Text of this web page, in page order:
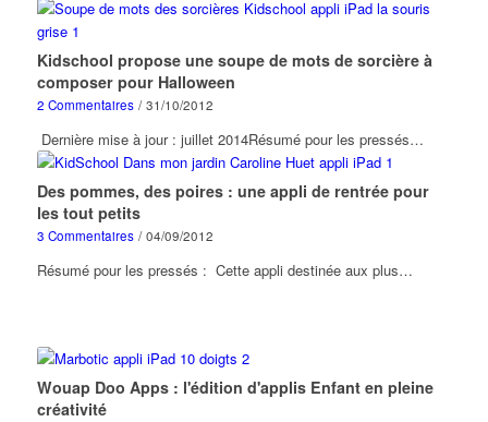
Kidschool propose une soupe de mots de sorcière à
composer pour Halloween
2 Commentaires / 31/10/2012
Dernière mise à jour : juillet 2014Résumé pour les pressés…
Des pommes, des poires : une appli de rentrée pour
les tout petits
3 Commentaires / 04/09/2012
Résumé pour les pressés : Cette appli destinée aux plus…
Wouap Doo Apps : l'édition d'applis Enfant en pleine
créativité